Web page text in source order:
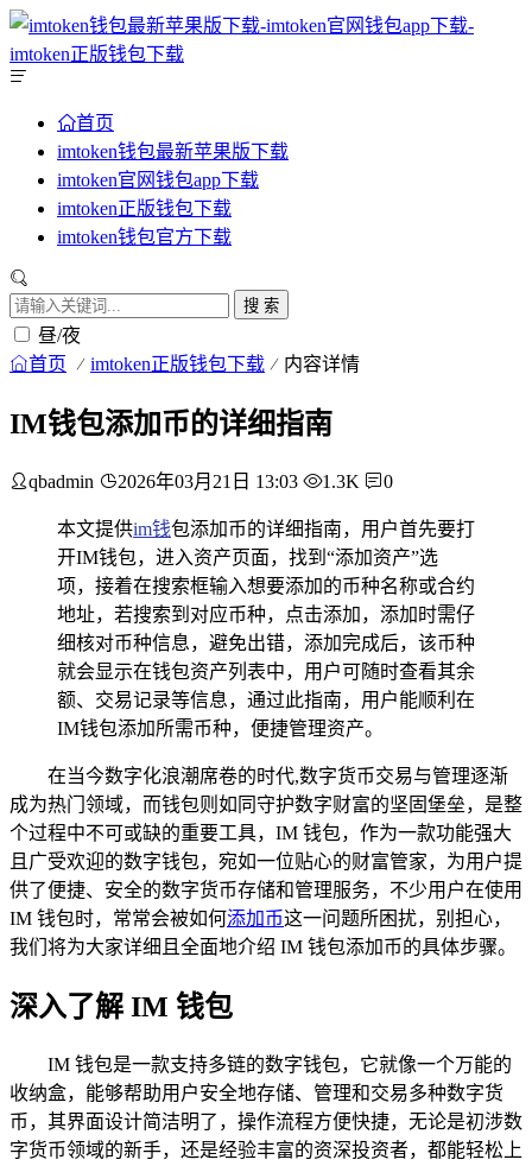
首页
imtoken钱包最新苹果版下载
imtoken官网钱包app下载
imtoken正版钱包下载
imtoken钱包官方下载
搜 索
昼/夜
首页 imtoken正版钱包下载 内容详情
IM钱包添加币的详细指南
qbadmin 2026年03月21日 13:03 1.3K 0
本文提供im钱包添加币的详细指南，用户首先要打
开IM钱包，进入资产页面，找到“添加资产”选
项，接着在搜索框输入想要添加的币种名称或合约
地址，若搜索到对应币种，点击添加，添加时需仔
细核对币种信息，避免出错，添加完成后，该币种
就会显示在钱包资产列表中，用户可随时查看其余
额、交易记录等信息，通过此指南，用户能顺利在
IM钱包添加所需币种，便捷管理资产。
在当今数字化浪潮席卷的时代,数字货币交易与管理逐渐
成为热门领域，而钱包则如同守护数字财富的坚固堡垒，是整
个过程中不可或缺的重要工具，IM 钱包，作为一款功能强大
且广受欢迎的数字钱包，宛如一位贴心的财富管家，为用户提
供了便捷、安全的数字货币存储和管理服务，不少用户在使用
IM 钱包时，常常会被如何添加币这一问题所困扰，别担心，
我们将为大家详细且全面地介绍 IM 钱包添加币的具体步骤。
深入了解 IM 钱包
IM 钱包是一款支持多链的数字钱包，它就像一个万能的
收纳盒，能够帮助用户安全地存储、管理和交易多种数字货
币，其界面设计简洁明了，操作流程方便快捷，无论是初涉数
字货币领域的新手，还是经验丰富的资深投资者，都能轻松上